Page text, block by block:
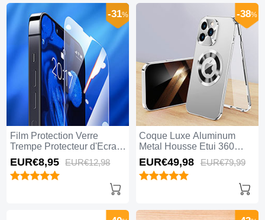
Film Protection Verre
Trempe Protecteur d'Ecran
pour Apple iPhone 15 Pro
Clair
-31%
EUR€8,95 EUR€12,98
Coque Luxe Aluminum
Metal Housse Etui 360
Degres avec Mag-Safe
Magnetic Magnetique P01
pour Apple iPhone 15 Pro
-38%
EUR€49,98 EUR€79,99